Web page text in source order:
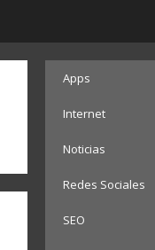
Apps
Internet
Noticias
Redes Sociales
SEO